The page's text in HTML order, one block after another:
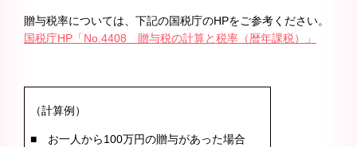
贈与税率については、下記の国税庁のHPをご参考ください。
国税庁HP「No.4408 贈与税の計算と税率（暦年課税）」
（計算例）
■ お一人から100万円の贈与があった場合